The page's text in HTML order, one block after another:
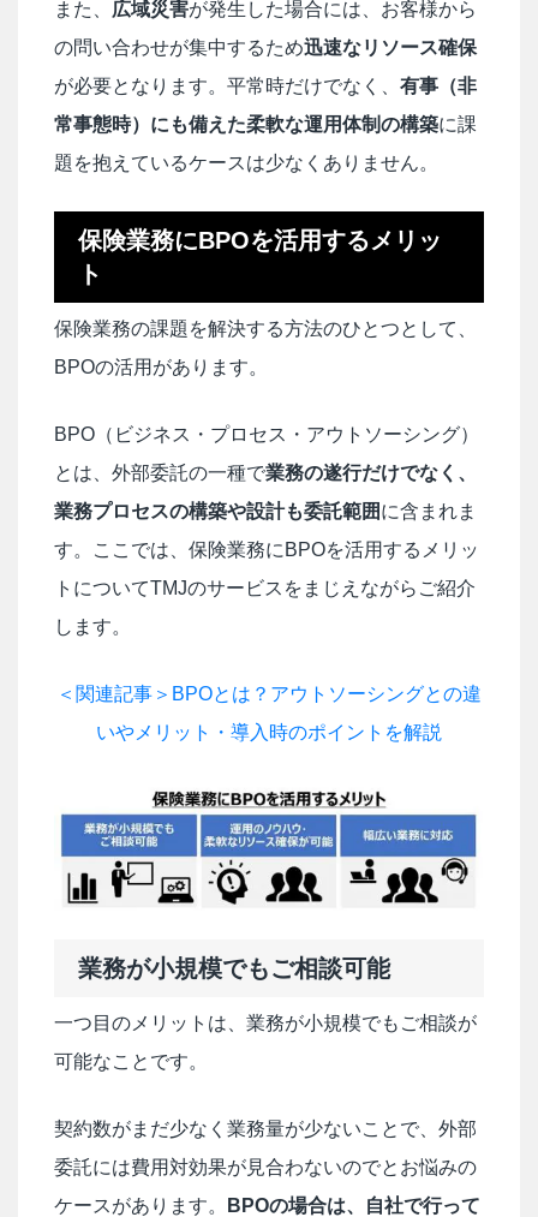
また、 広域災害が発生した場合には、お客様から
の問い合わせが集中するため迅速なリソース確保
が必要となります。平常時だけでなく、 有事（非
常事態時）にも備えた柔軟な運用体制の構築に課
題を抱えているケースは少なくありません。
保険業務にBPOを活用するメリッ
ト
保険業務の課題を解決する方法のひとつとして、
BPOの活用があります。
BPO（ビジネス・プロセス・アウトソーシング）
とは、外部委託の一種で業務の遂行だけでなく、
業務プロセスの構築や設計も委託範囲に含まれま
す。ここでは、保険業務にBPOを活用するメリッ
トについてTMJのサービスをまじえながらご紹介
します。
＜関連記事＞BPOとは？アウトソーシングとの違
いやメリット・導入時のポイントを解説
業務が小規模でもご相談可能
一つ目のメリットは、業務が小規模でもご相談が
可能なことです。
契約数がまだ少なく業務量が少ないことで、外部
委託には費用対効果が見合わないのでとお悩みの
ケースがあります。
BPOの場合は、自社で行って